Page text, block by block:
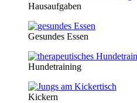
Hausaufgaben
Gesundes Essen
Hundetraining
Kickern